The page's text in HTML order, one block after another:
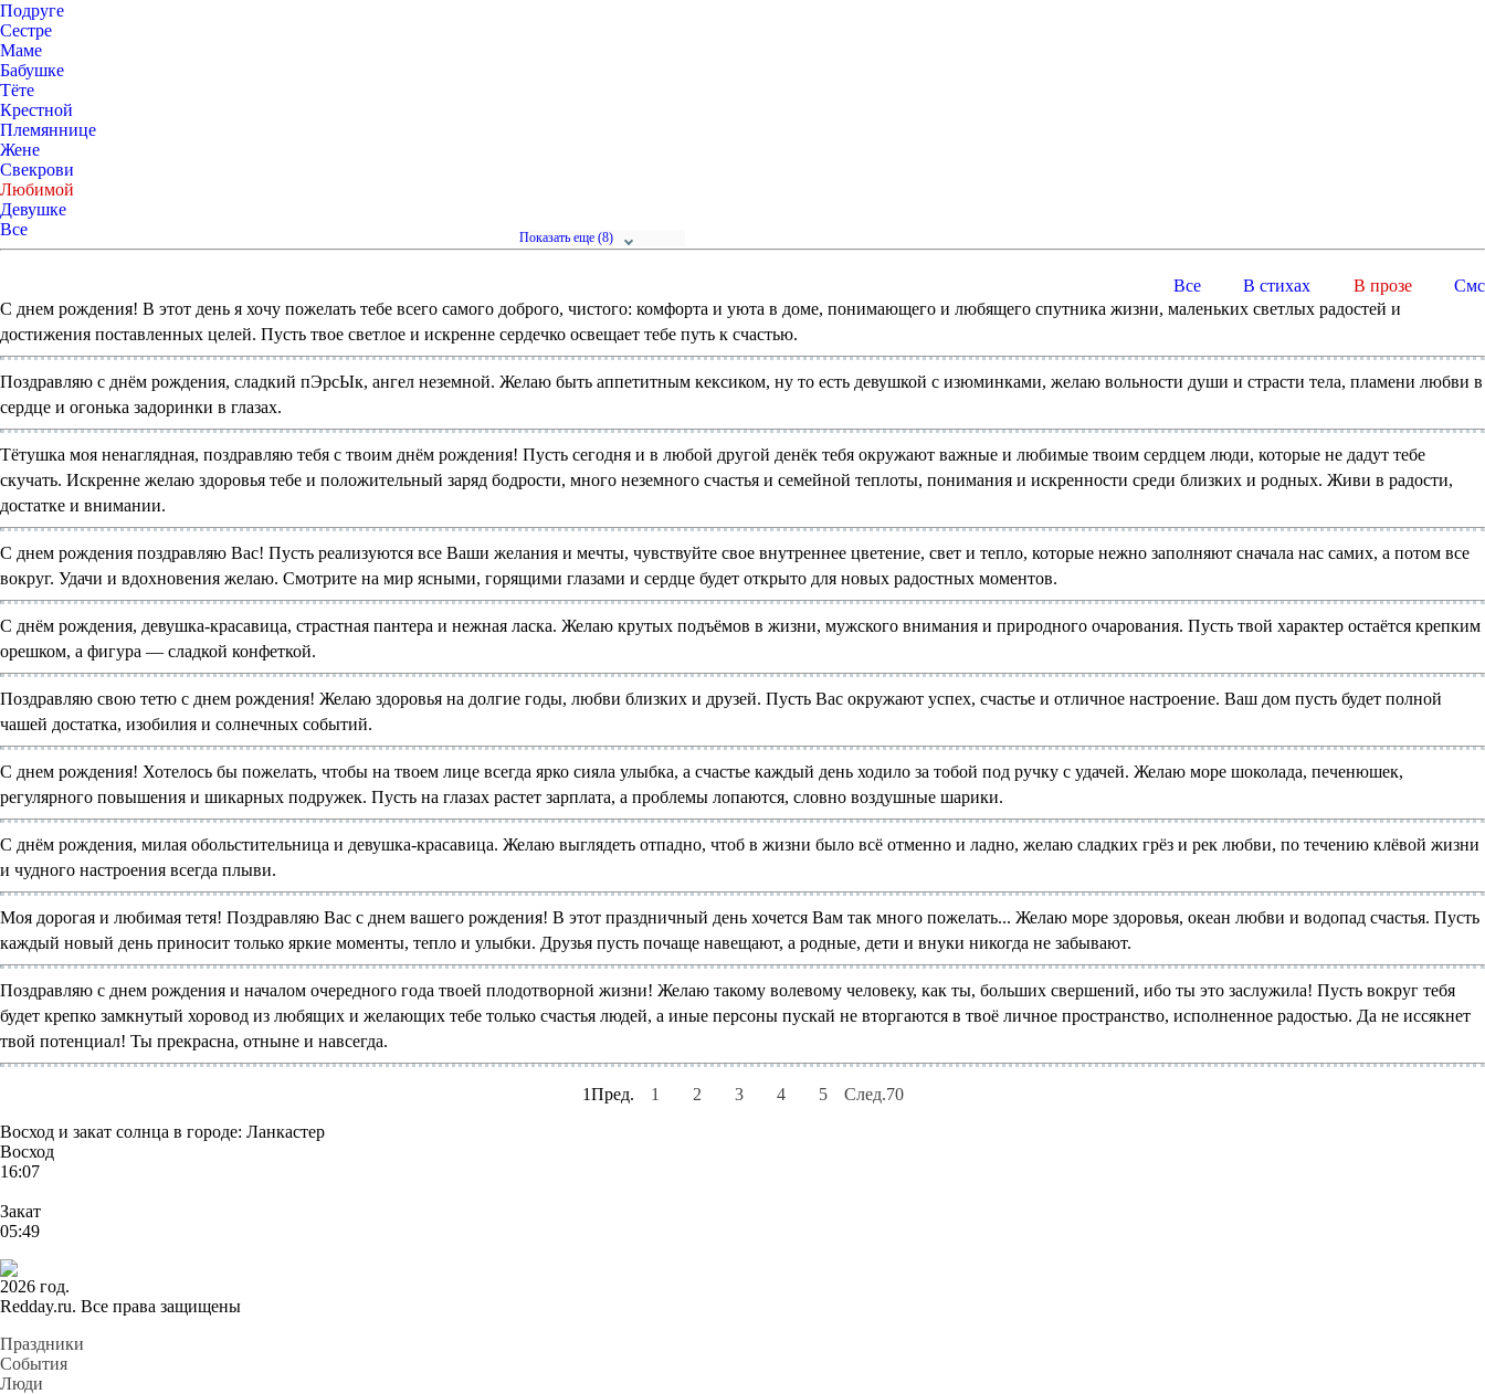
Подруге
Сестре
Маме
Бабушке
Тёте
Крестной
Племяннице
Жене
Свекрови
Любимой
Девушке
Все
Показать еще (8)
Все В стихах В прозе
Смс
С днем рождения! В этот день я хочу пожелать тебе всего самого доброго, чистого: комфорта и уюта в доме, понимающего и любящего спутника жизни, маленьких светлых радостей и
достижения поставленных целей. Пусть твое светлое и искренне сердечко освещает тебе путь к счастью.
Поздравляю с днём рождения, сладкий пЭрсЫк, ангел неземной. Желаю быть аппетитным кексиком, ну то есть девушкой с изюминками, желаю вольности души и страсти тела, пламени любви в
сердце и огонька задоринки в глазах.
Тётушка моя ненаглядная, поздравляю тебя с твоим днём рождения! Пусть сегодня и в любой другой денёк тебя окружают важные и любимые твоим сердцем люди, которые не дадут тебе
скучать. Искренне желаю здоровья тебе и положительный заряд бодрости, много неземного счастья и семейной теплоты, понимания и искренности среди близких и родных. Живи в радости,
достатке и внимании.
С днем рождения поздравляю Вас! Пусть реализуются все Ваши желания и мечты, чувствуйте свое внутреннее цветение, свет и тепло, которые нежно заполняют сначала нас самих, а потом все
вокруг. Удачи и вдохновения желаю. Смотрите на мир ясными, горящими глазами и сердце будет открыто для новых радостных моментов.
С днём рождения, девушка-красавица, страстная пантера и нежная ласка. Желаю крутых подъёмов в жизни, мужского внимания и природного очарования. Пусть твой характер остаётся крепким
орешком, а фигура — сладкой конфеткой.
Поздравляю свою тетю с днем рождения! Желаю здоровья на долгие годы, любви близких и друзей. Пусть Вас окружают успех, счастье и отличное настроение. Ваш дом пусть будет полной
чашей достатка, изобилия и солнечных событий.
С днем рождения! Хотелось бы пожелать, чтобы на твоем лице всегда ярко сияла улыбка, а счастье каждый день ходило за тобой под ручку с удачей. Желаю море шоколада, печенюшек,
регулярного повышения и шикарных подружек. Пусть на глазах растет зарплата, а проблемы лопаются, словно воздушные шарики.
С днём рождения, милая обольстительница и девушка-красавица. Желаю выглядеть отпадно, чтоб в жизни было всё отменно и ладно, желаю сладких грёз и рек любви, по течению клёвой жизни
и чудного настроения всегда плыви.
Моя дорогая и любимая тетя! Поздравляю Вас с днем вашего рождения! В этот праздничный день хочется Вам так много пожелать... Желаю море здоровья, океан любви и водопад счастья. Пусть
каждый новый день приносит только яркие моменты, тепло и улыбки. Друзья пусть почаще навещают, а родные, дети и внуки никогда не забывают.
Поздравляю с днем рождения и началом очередного года твоей плодотворной жизни! Желаю такому волевому человеку, как ты, больших свершений, ибо ты это заслужила! Пусть вокруг тебя
будет крепко замкнутый хоровод из любящих и желающих тебе только счастья людей, а иные персоны пускай не вторгаются в твоё личное пространство, исполненное радостью. Да не иссякнет
твой потенциал! Ты прекрасна, отныне и навсегда.
1Пред. 1 2 3 4 5 След.70
Восход и закат солнца в городе: Ланкастер
Восход
16:07
Закат
05:49
2026 год.
Redday.ru. Все права защищены
Праздники
События
Люди